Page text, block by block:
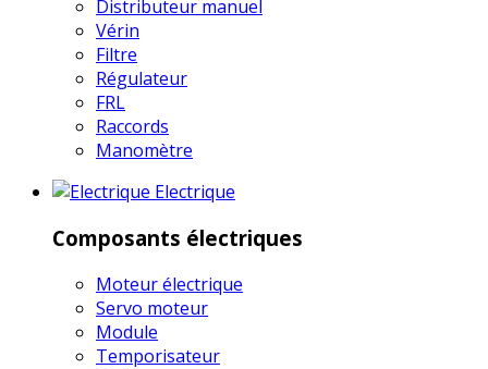
Distributeur manuel
Vérin
Filtre
Régulateur
FRL
Raccords
Manomètre
Electrique
Composants électriques
Moteur électrique
Servo moteur
Module
Temporisateur